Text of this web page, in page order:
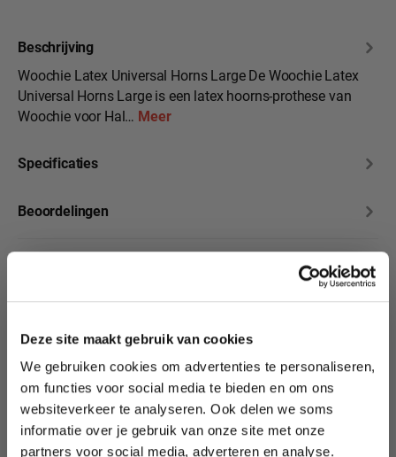
Deze site maakt gebruik van cookies
We gebruiken cookies om advertenties te personaliseren,
om functies voor social media te bieden en om ons
websiteverkeer te analyseren. Ook delen we soms
informatie over je gebruik van onze site met onze
partners voor social media, adverteren en analyse.
Beschrijving
Woochie Latex Universal Horns Large De Woochie Latex
Universal Horns Large is een latex hoorns-prothese van
Woochie voor Hal… Meer
Specificaties
Beoordelingen
Productgalerij overslaan
Transformeer je look
met onze Woochie
Prosthetics!
10% korting?
Lees als eerste over nieuwe producten,
tutorials, aanbiedingen, evenementen,
wedstrijden en meer.